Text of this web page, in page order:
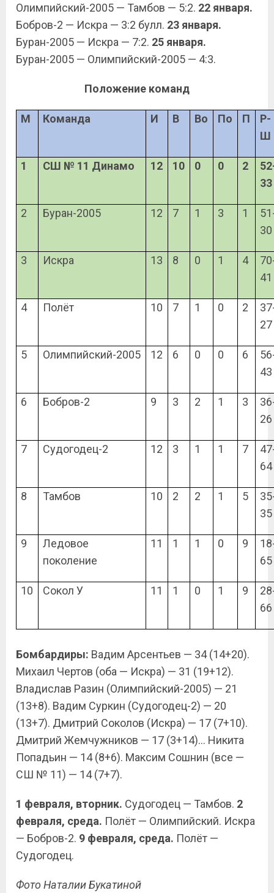
Олимпийский-2005 — Тамбов — 5:2. 22 января.
Бобров-2 — Искра — 3:2 булл. 23 января.
Буран-2005 — Искра — 7:2. 25 января.
Буран-2005 — Олимпийский-2005 — 4:3.
Положение команд
М Команда И В Во По П
Р-
Ш
1 СШ № 11 Динамо 12 10 0 0 2
33
2 Буран-2005 12 7 1 3 1
30
3 Искра 13 8 0 1 4
41
4 Полёт 10 7 1 0 2
27
5 Олимпийский-2005 12 6 0 0 6
43
6 Бобров-2 9 3 2 1 3
26
7 Судогодец-2 12 3 1 1 7
64
8 Тамбов 10 2 2 1 5
35
9
Ледовое
поколение
11 1 1 0 9
65
10 Сокол У 11 1 0 1 9
66
Бомбардиры: Вадим Арсентьев — 34 (14+20).
Михаил Чертов (оба — Искра) — 31 (19+12).
Владислав Разин (Олимпийский-2005) — 21
(13+8). Вадим Суркин (Судогодец-2) — 20
(13+7). Дмитрий Соколов (Искра) — 17 (7+10).
Дмитрий Жемчужников — 17 (3+14)… Никита
Попадьин — 14 (8+6). Максим Сошнин (все —
СШ № 11) — 14 (7+7).
1 февраля, вторник. Судогодец — Тамбов. 2
февраля, среда. Полёт — Олимпийский. Искра
— Бобров-2. 9 февраля, среда. Полёт —
Судогодец.
Фото Наталии Букатиной